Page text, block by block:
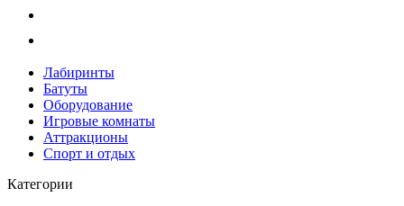
Лабиринты
Батуты
Оборудование
Игровые комнаты
Аттракционы
Спорт и отдых
Категории